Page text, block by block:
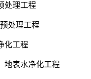
处理工程
处理工程
化工程
地表水净化工程